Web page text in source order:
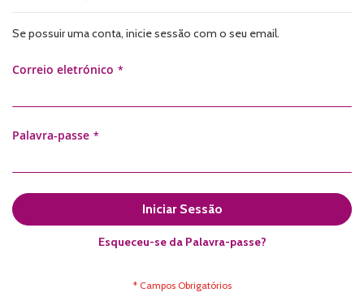
Se possuir uma conta, inicie sessão com o seu email.
Correio eletrónico
Palavra-passe
Iniciar Sessão
Esqueceu-se da Palavra-passe?